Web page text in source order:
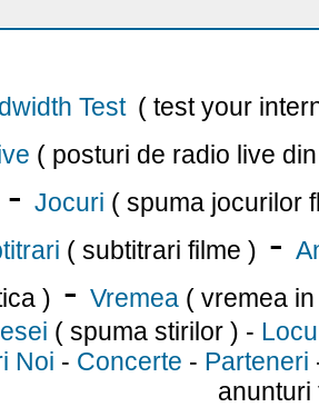
Test ( test your
( posturi de radio live
- Jocuri ( spuma jocurilor
( subtitrari filme ) -
) - Vremea ( vremea
( spuma stirilor ) -
Noi - Concerte - Parteneri
anunturi